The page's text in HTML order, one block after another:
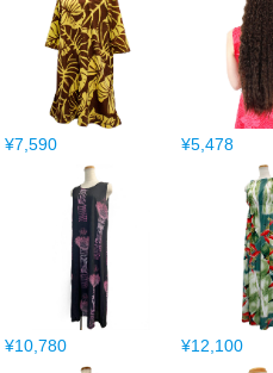
¥7,590 ¥5,478
¥10,780 ¥12,100